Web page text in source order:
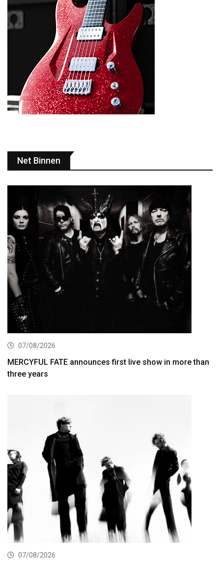
Net Binnen
07/08/2026
MERCYFUL FATE announces first live show in more than
three years
07/08/2026